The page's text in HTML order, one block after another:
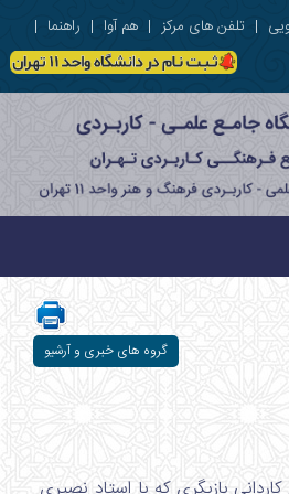
| تلفن های مرکز | هم آوا | راهنما |
گروه های خبری و آرشیو